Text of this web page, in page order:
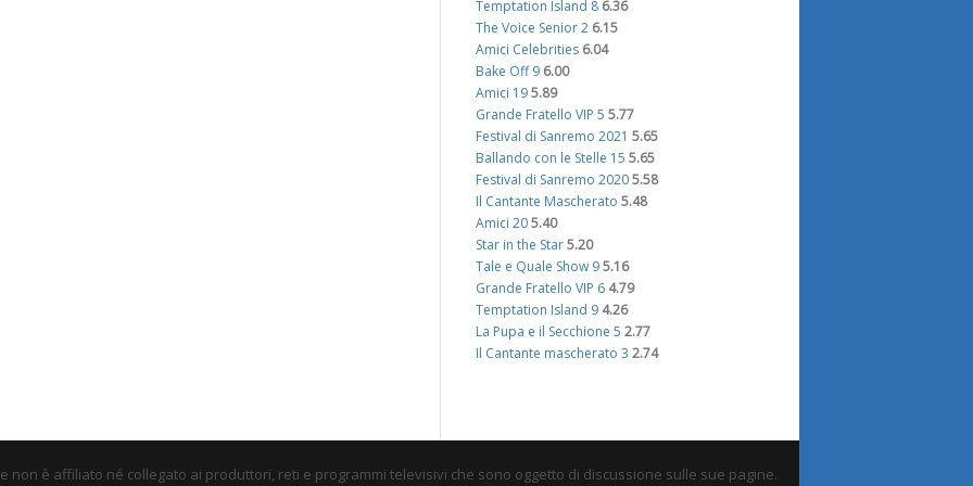
Temptation Island 8 6.36
The Voice Senior 2 6.15
Amici Celebrities 6.04
Bake Off 9 6.00
Amici 19 5.89
Grande Fratello VIP 5 5.77
Festival di Sanremo 2021 5.65
Ballando con le Stelle 15 5.65
Festival di Sanremo 2020 5.58
Il Cantante Mascherato 5.48
Amici 20 5.40
Star in the Star 5.20
Tale e Quale Show 9 5.16
Grande Fratello VIP 6 4.79
Temptation Island 9 4.26
La Pupa e il Secchione 5 2.77
Il Cantante mascherato 3 2.74
non è affiliato né collegato ai produttori, reti e programmi televisivi che sono oggetto di discussione sulle sue pagine.